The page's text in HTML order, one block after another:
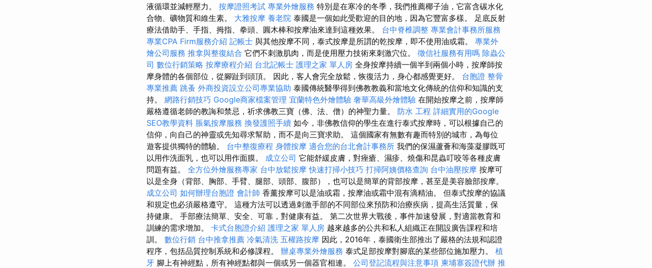
液循環並減輕壓力。 按摩證照考試 專業外燴服務 特別是在寒冷的冬季，我們推薦椰子油，它富含碳水化
合物、礦物質和維生素。 大雅按摩 養老院 泰國是一個如此受歡迎的目的地，因為它豐富多樣。 足底反射
療法借助手、手指、拇指、拳頭、圓木棒和按摩油來達到這種效果。 台中脊椎調整 專業會計事務所服務
專業CPA Firm服務介紹 記帳士 與其他按摩不同，泰式按摩是所謂的乾按摩，即不使用油或霜。 專業外
燴公司服務 推拿與整復結合 它們不刺激肌肉，而是使用壓力技術來刺激穴位。 徵信社服務有用嗎 除蟲公
司 數位行銷策略 按摩療程介紹 台北記帳士 護理之家 單人房 全身按摩持續一個半到兩個小時，按摩師按
摩身體的各個部位，從腳趾到頭頂。 因此，客人會完全放鬆，恢復活力，身心都感覺更好。 台胞證 整骨
專業推薦 跳蚤 外商投資設立公司專業協助 泰國傳統醫學得到佛教教義和當地文化傳統的信仰和知識的支
持。 網路行銷技巧 Google商家檔案管理 宜蘭特色外燴體驗 奢華高級外燴體驗 在開始按摩之前，按摩師
嚴格遵循老師的教誨和禁忌，祈求佛教三寶（佛、法、僧）的神聖力量。 防水 工程 詳細實用的Google
SEO教學資料 脹氣按摩服務 換發護照手續 如今，非佛教信仰的學生在進行泰式按摩時，可以根據自己的
信仰，向自己的神靈或先知尋求幫助，而不是向三寶求助。 這個國家有無數有趣而特別的城市，為每位
遊客提供獨特的體驗。 台中整復療程 身體按摩 適合您的台北會計事務所 我們的保濕蘆薈和海藻凝膠既可
以用作洗面乳，也可以用作面膜。 成立公司 它能舒緩皮膚，對痤瘡、濕疹、燒傷和昆蟲叮咬等各種皮膚
問題有益。 全方位外燴服務專家 台中放鬆按摩快速打掃小技巧 打掃阿姨價格查詢 台中油壓按摩 按摩可
以是全身（背部、胸部、手臂、腿部、頭部、腹部），也可以是簡單的背部按摩，甚至是美容臉部按摩。
成立公司 如何辦理台胞證 會計師 香薰按摩可以是油或霜，按摩油或霜中混有滴精油。 但泰式按摩的協議
和規定也必須嚴格遵守。 這種方法可以透過刺激手部的不同部位來預防和治療疾病，提高生活質量，保
持健康。 手部療法簡單、安全、可靠，對健康有益。 第二次世界大戰後，事件加速發展，對適當教育和
訓練的需求增加。 卡式台胞證介紹 護理之家 單人房 越來越多的公共和私人組織正在開設廣告課程和培
訓。 數位行銷 台中推拿推薦 冷氣清洗 五權路按摩 因此，2016年，泰國衛生部推出了嚴格的法規和認證
程序，包括品質控制系統和必修課程。 辦桌專業外燴服務 泰式足部按摩對腳底的某些部位施加壓力。 植
牙 腳上有神經點，所有神經點都與一個或另一個器官相連。 公司登記流程與注意事項 柬埔寨簽證代辦 推